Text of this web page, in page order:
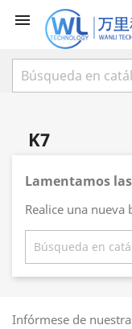

K7
Lamentamos
Realice una nueva
Infórmese de